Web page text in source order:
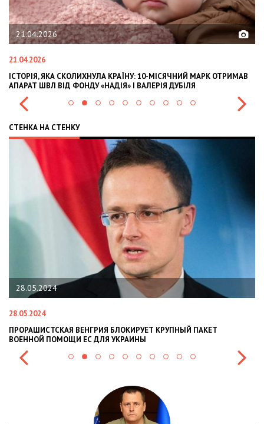
21.04.2026
21.04.2026
ІСТОРІЯ, ЯКА СКОЛИХНУЛА КРАЇНУ: 10-МІСЯЧНИЙ МАРК ОТРИМАВ
АПАРАТ ШВЛ ВІД ФОНДУ «НАДІЯ» І ВАЛЕРІЯ ДУБІЛЯ
СТЕНКА НА СТЕНКУ
28.05.2024
28.05.2024
ПРОРАШИСТСКАЯ ВЕНГРИЯ БЛОКИРУЕТ КРУПНЫЙ ПАКЕТ
ВОЕННОЙ ПОМОЩИ ЕС ДЛЯ УКРАИНЫ